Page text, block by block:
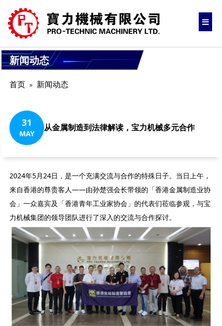
新闻动态
首页 新闻动态
31
MAY
从金属制造到法律解读，宝力机械多元合作
2024年5月24日，是一个充满交流与合作的特殊日子。当日上午，
来自香港的尊贵客人——由孙楚强会长带领的「香港金属制造业协
会」一众嘉宾及「香港青年工业家协会」的代表们莅临参观，与宝
力机械集团的领导团队进行了深入的交流与合作探讨。